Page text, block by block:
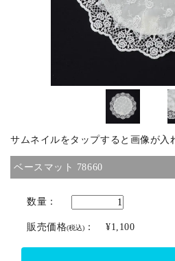
商品カテゴリ
カラー
サイズ
サムネイルをタップすると画像が入
ベースマット 78660
数量：
販売価格(税込) ： ¥1,100